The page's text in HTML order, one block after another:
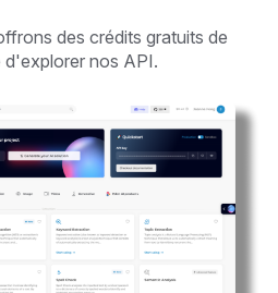
des crédits gratuits de
nos API.